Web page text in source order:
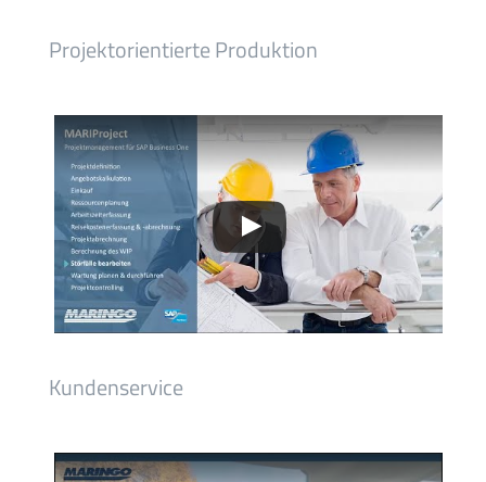
Projektorientierte Produktion
Kundenservice